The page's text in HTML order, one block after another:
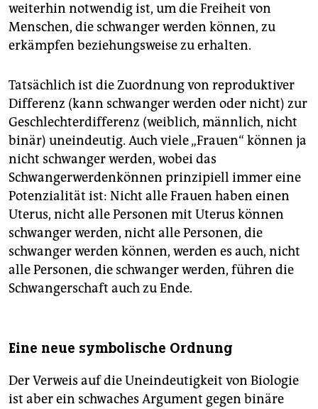
weiterhin notwendig ist, um die Freiheit von
Menschen, die schwanger werden können, zu
erkämpfen beziehungsweise zu erhalten.
Tatsächlich ist die Zuordnung von reproduktiver
Differenz (kann schwanger werden oder nicht) zur
Geschlechterdifferenz (weiblich, männlich, nicht
binär) uneindeutig. Auch viele „Frauen“ können ja
nicht schwanger werden, wobei das
Schwangerwerdenkönnen prinzipiell immer eine
Potenzialität ist: Nicht alle Frauen haben einen
Uterus, nicht alle Personen mit Uterus können
schwanger werden, nicht alle Personen, die
schwanger werden können, werden es auch, nicht
alle Personen, die schwanger werden, führen die
Schwangerschaft auch zu Ende.
Eine neue symbolische Ordnung
Der Verweis auf die Uneindeutigkeit von Biologie
ist aber ein schwaches Argument gegen binäre